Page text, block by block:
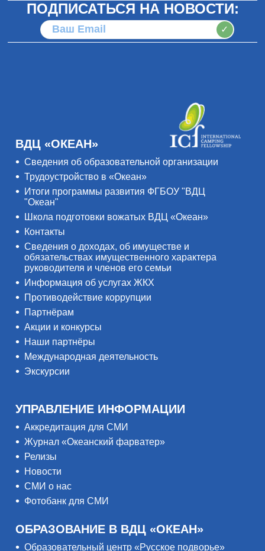
ПОДПИСАТЬСЯ НА НОВОСТИ:
✓
ВДЦ «ОКЕАН»
Сведения об образовательной организации
Трудоустройство в «Океан»
Итоги программы развития ФГБОУ "ВДЦ
"Океан"
Школа подготовки вожатых ВДЦ «Океан»
Контакты
Сведения о доходах, об имуществе и
обязательствах имущественного характера
руководителя и членов его семьи
Информация об услугах ЖКХ
Противодействие коррупции
Партнёрам
Акции и конкурсы
Наши партнёры
Международная деятельность
Экскурсии
УПРАВЛЕНИЕ ИНФОРМАЦИИ
Аккредитация для СМИ
Журнал «Океанский фарватер»
Релизы
Новости
СМИ о нас
Фотобанк для СМИ
ОБРАЗОВАНИЕ В ВДЦ «ОКЕАН»
Образовательный центр «Русское подворье»